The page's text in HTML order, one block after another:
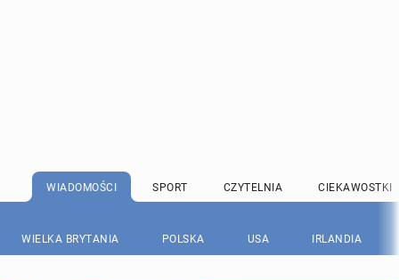
WIADOMOŚCI SPORT CZYTELNIA CIEKAWOSTKI
WIELKA BRYTANIA POLSKA USA IRLANDIA